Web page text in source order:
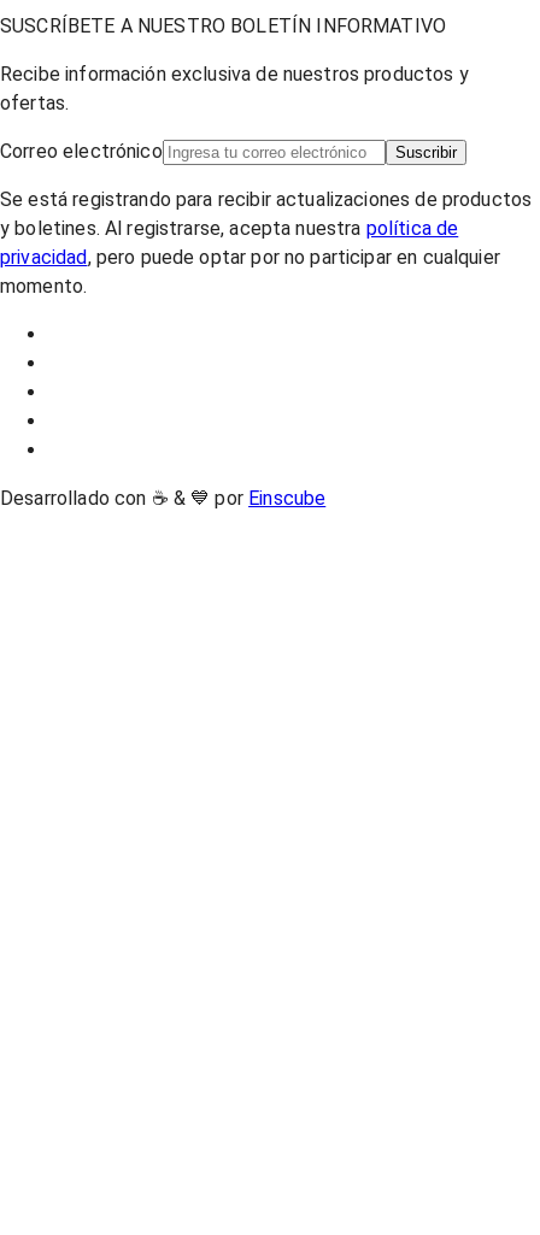
SUSCRÍBETE A NUESTRO BOLETÍN INFORMATIVO
Recibe información exclusiva de nuestros productos y
ofertas.
Correo electrónico Suscribir
Se está registrando para recibir actualizaciones de productos
y boletines. Al registrarse, acepta nuestra política de
privacidad, pero puede optar por no participar en cualquier
momento.
Desarrollado con ☕ & 💙 por Einscube